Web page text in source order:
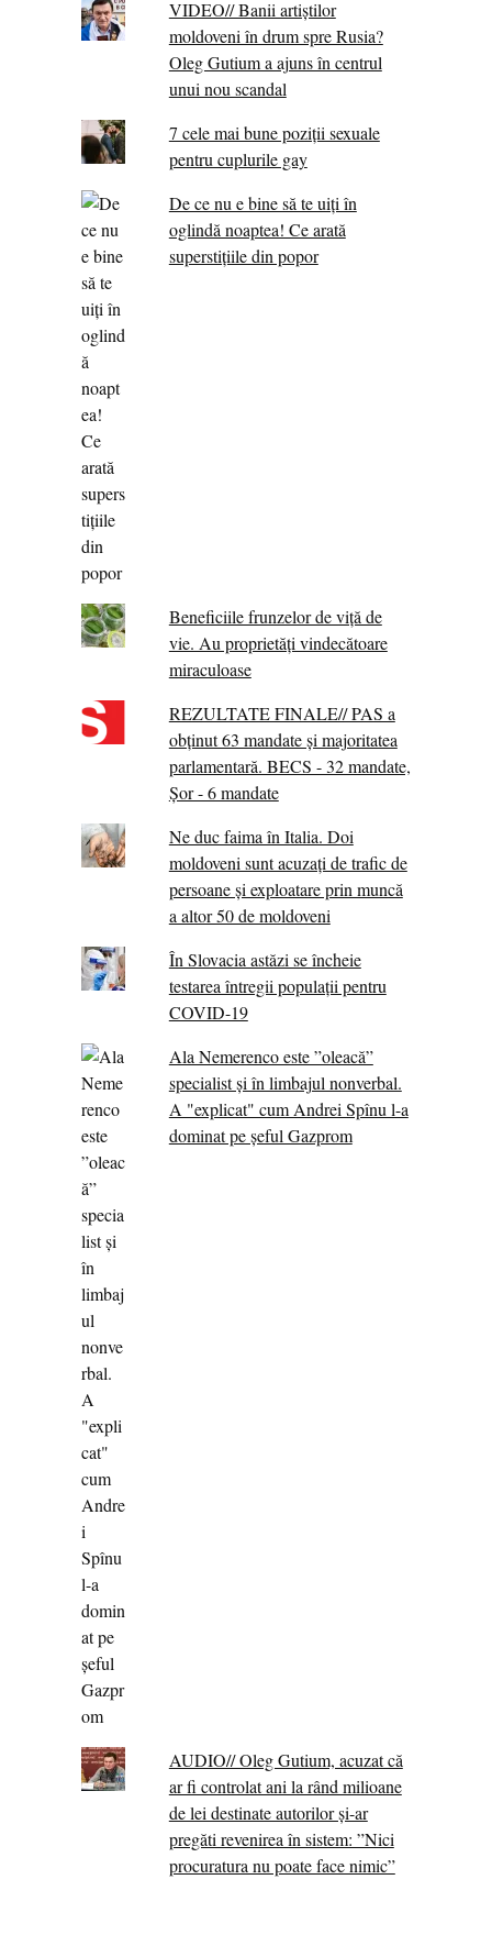
VIDEO// Banii artiștilor
moldoveni în drum spre Rusia?
Oleg Gutium a ajuns în centrul
unui nou scandal
7 cele mai bune poziții sexuale
pentru cuplurile gay
De ce nu e bine să te uiți în
oglindă noaptea! Ce arată
superstițiile din popor
Beneficiile frunzelor de viță de
vie. Au proprietăţi vindecătoare
miraculoase
REZULTATE FINALE// PAS a
obținut 63 mandate și majoritatea
parlamentară. BECS - 32 mandate,
Șor - 6 mandate
Ne duc faima în Italia. Doi
moldoveni sunt acuzați de trafic de
persoane și exploatare prin muncă
a altor 50 de moldoveni
În Slovacia astăzi se încheie
testarea întregii populații pentru
COVID-19
Ala Nemerenco este ”oleacă”
specialist și în limbajul nonverbal.
A "explicat" cum Andrei Spînu l-a
dominat pe șeful Gazprom
AUDIO// Oleg Gutium, acuzat că
ar fi controlat ani la rând milioane
de lei destinate autorilor și-ar
pregăti revenirea în sistem: ”Nici
procuratura nu poate face nimic”